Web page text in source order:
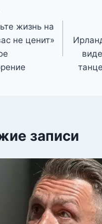
жизнь на
не ценит»
записи